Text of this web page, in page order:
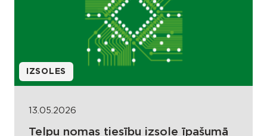
IZSOLES
13.05.2026
Telpu nomas tiesību izsole īpašumā